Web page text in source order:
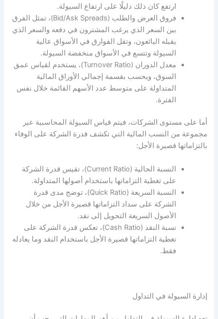
ارتفع كان ذلك دليلًا على ارتفاع السيولة.
فروق العرض والطلب (Bid/Ask Spreads)، تمثل الفرق
بين السعر الذي يرغب المشترون في دفعه والسعر الذي
يقبله البائعون، وتقل الفوارق في الأسواق عالية
السيولة وتتسع في الأسواق منخفضة السيولة.
معدل الدوران (Turnover Ratio)، يستخدم لقياس عمق
السوق، ويحسب بقسمة إجمالي الأوراق المالية
المتداولة على متوسط عدد الأسهم القائمة خلال نفس
الفترة.
أما على مستوى الشركات، فيتم قياس السيولةالمحاسبية عبر
مجموعة من النسب المالية التي تكشف قدرة الشركة على الوفاء
بالتزاماتها قصيرة الأجل:
النسبة الحالية (Current Ratio)، تقيس قدرة الشركة
على تغطية التزاماتها باستخدام أصولها المتداولة.
النسبة السريعة (Quick Ratio)، توضح مدى قدرة
الشركة على سداد التزاماتها قصيرة الأجل من خلال
الأصول السريعة التحويل إلى نقد.
نسبة النقد (Cash Ratio)، تعكس قدرة الشركة على
تغطية التزاماتها قصيرة الأجل باستخدام النقد وما يعادله
فقط.
إدارة السيولة في التداول